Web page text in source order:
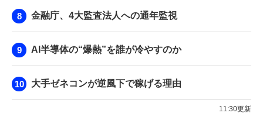
金融庁、4大監査法人への通年監視
AI半導体の“爆熱”を誰が冷やすのか
大手ゼネコンが逆風下で稼げる理由
11:30更新